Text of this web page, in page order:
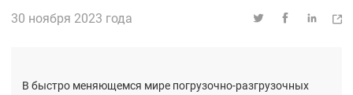
30 ноября 2023 года    
В быстро меняющемся мире погрузочно-разгрузочных